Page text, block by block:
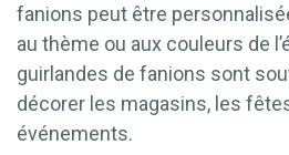
fanions peut être
au thème ou aux couleurs de
guirlandes de fanions sont
décorer les magasins, les
événements.